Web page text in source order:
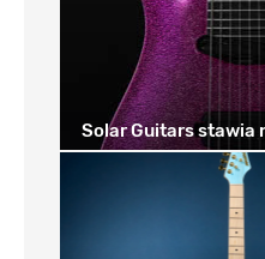
Solar Guitars stawia